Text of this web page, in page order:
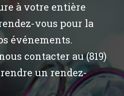
à votre entière
vous pour la
événements.
contacter au (819)
un rendez-